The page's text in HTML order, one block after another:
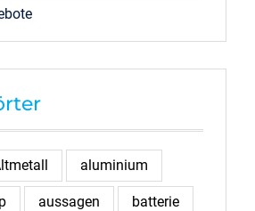
aluminium
aussagen batterie